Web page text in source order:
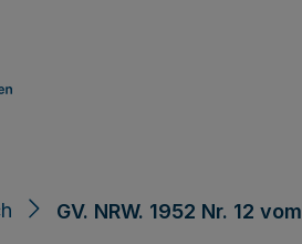
GV. NRW. 1952 Nr. 12 vom